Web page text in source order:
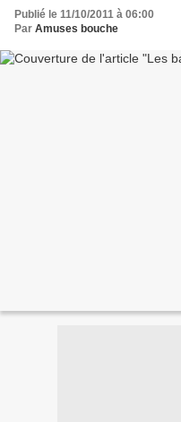
Publié le 11/10/2011 à 06:00
Par Amuses bouche